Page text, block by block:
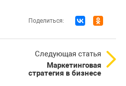
Поделиться:
Следующая статья
Маркетинговая
стратегия в бизнесе